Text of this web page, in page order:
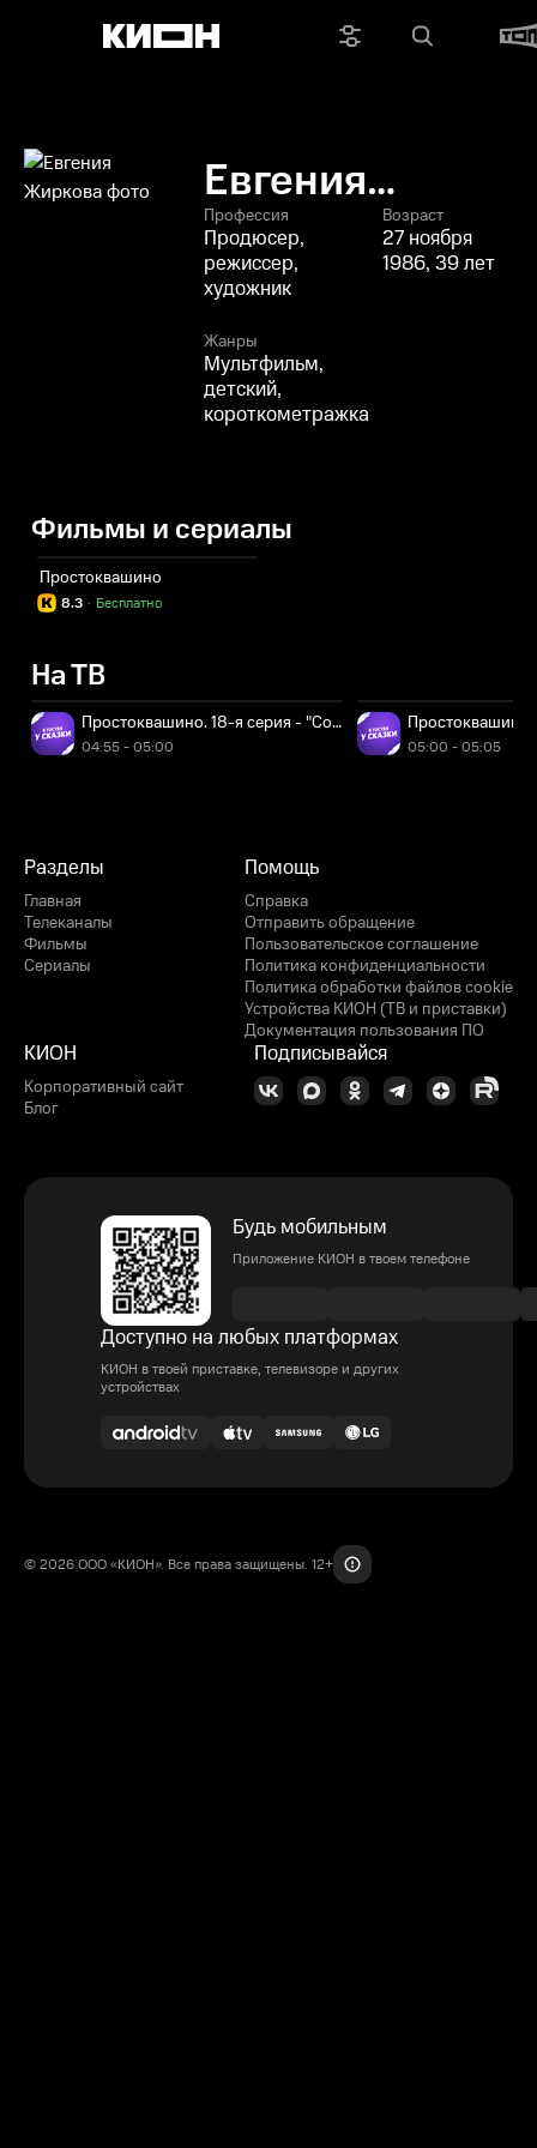
Евгения
Жиркова
Профессия
Продюсер,
режиссер,
художник
Возраст
27 ноября
1986, 39 лет
Жанры
Мультфильм,
детский,
короткометражка
Фильмы и сериалы
Простоквашино
8.3 Бесплатно
·
На ТВ
Простоквашино. 18-я серия - "Солнечный удар"
04:55 - 05:00
Простоквашино.
05:00 - 05:05
Разделы
Главная
Телеканалы
Фильмы
Сериалы
Помощь
Справка
Отправить обращение
Пользовательское соглашение
Политика конфиденциальности
Политика обработки файлов cookie
Устройства КИОН (ТВ и приставки)
Документация пользования ПО
КИОН
Корпоративный сайт
Блог
Подписывайся
Будь мобильным
Приложение КИОН в твоем телефоне
Доступно на любых платформах
КИОН в твоей приставке, телевизоре и других
устройствах
© 2026 ООО «КИОН». Все права защищены. 12+